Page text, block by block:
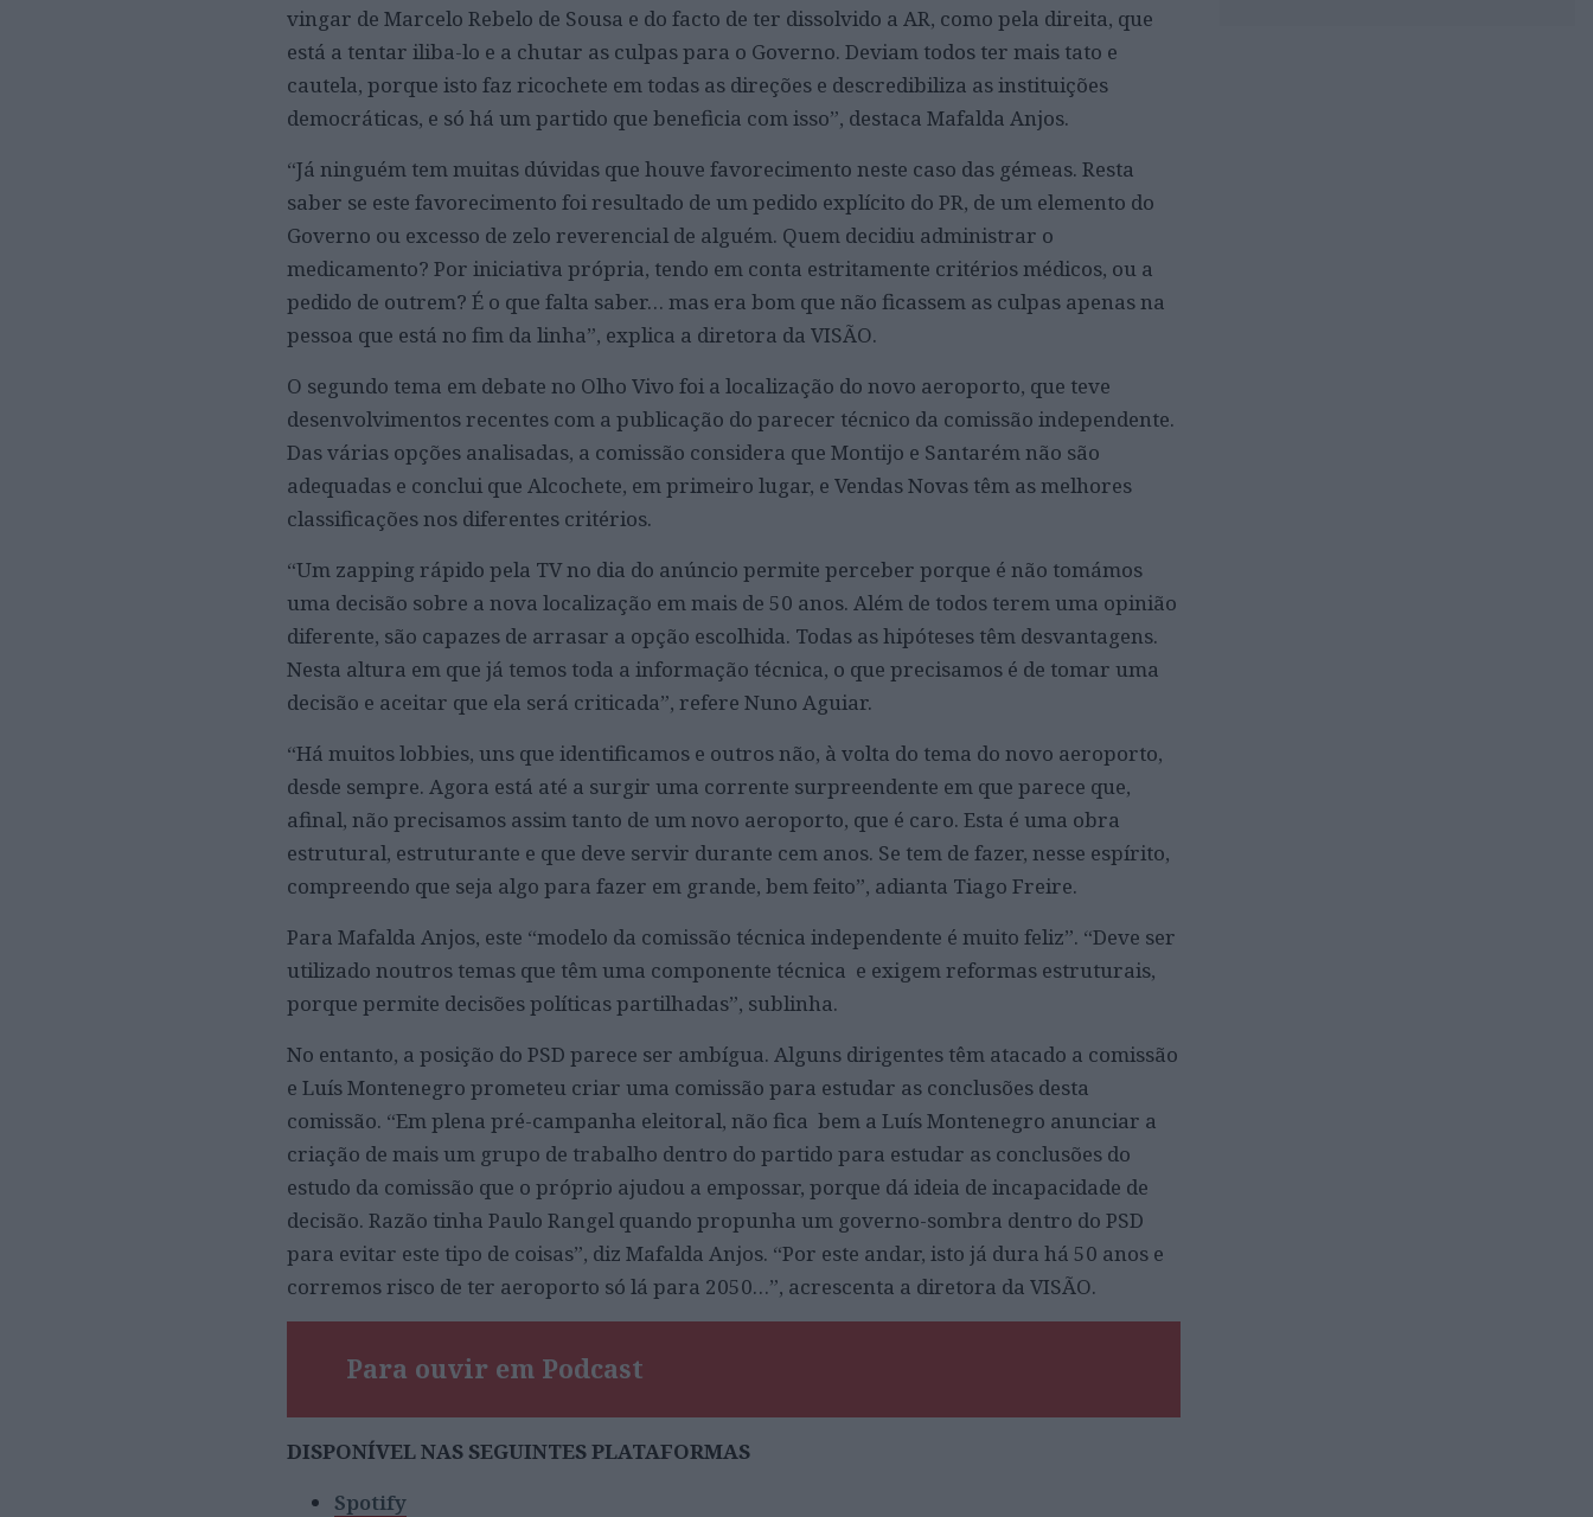
vingar de Marcelo Rebelo de Sousa e do facto de ter dissolvido a AR, como pela direita, que
está a tentar iliba-lo e a chutar as culpas para o Governo. Deviam todos ter mais tato e
cautela, porque isto faz ricochete em todas as direções e descredibiliza as instituições
democráticas, e só há um partido que beneficia com isso”, destaca Mafalda Anjos.
“Já ninguém tem muitas dúvidas que houve favorecimento neste caso das gémeas. Resta
saber se este favorecimento foi resultado de um pedido explícito do PR, de um elemento do
Governo ou excesso de zelo reverencial de alguém. Quem decidiu administrar o
medicamento? Por iniciativa própria, tendo em conta estritamente critérios médicos, ou a
pedido de outrem? É o que falta saber… mas era bom que não ficassem as culpas apenas na
pessoa que está no fim da linha”, explica a diretora da VISÃO.
O segundo tema em debate no Olho Vivo foi a localização do novo aeroporto, que teve
desenvolvimentos recentes com a publicação do parecer técnico da comissão independente.
Das várias opções analisadas, a comissão considera que Montijo e Santarém não são
adequadas e conclui que Alcochete, em primeiro lugar, e Vendas Novas têm as melhores
classificações nos diferentes critérios.
“Um zapping rápido pela TV no dia do anúncio permite perceber porque é não tomámos
uma decisão sobre a nova localização em mais de 50 anos. Além de todos terem uma opinião
diferente, são capazes de arrasar a opção escolhida. Todas as hipóteses têm desvantagens.
Nesta altura em que já temos toda a informação técnica, o que precisamos é de tomar uma
decisão e aceitar que ela será criticada”, refere Nuno Aguiar.
“Há muitos lobbies, uns que identificamos e outros não, à volta do tema do novo aeroporto,
desde sempre. Agora está até a surgir uma corrente surpreendente em que parece que,
afinal, não precisamos assim tanto de um novo aeroporto, que é caro. Esta é uma obra
estrutural, estruturante e que deve servir durante cem anos. Se tem de fazer, nesse espírito,
compreendo que seja algo para fazer em grande, bem feito”, adianta Tiago Freire.
Para Mafalda Anjos, este “modelo da comissão técnica independente é muito feliz”. “Deve ser
utilizado noutros temas que têm uma componente técnica e exigem reformas estruturais,
porque permite decisões políticas partilhadas”, sublinha.
No entanto, a posição do PSD parece ser ambígua. Alguns dirigentes têm atacado a comissão
e Luís Montenegro prometeu criar uma comissão para estudar as conclusões desta
comissão. “Em plena pré-campanha eleitoral, não fica bem a Luís Montenegro anunciar a
criação de mais um grupo de trabalho dentro do partido para estudar as conclusões do
estudo da comissão que o próprio ajudou a empossar, porque dá ideia de incapacidade de
decisão. Razão tinha Paulo Rangel quando propunha um governo-sombra dentro do PSD
para evitar este tipo de coisas”, diz Mafalda Anjos. “Por este andar, isto já dura há 50 anos e
corremos risco de ter aeroporto só lá para 2050…”, acrescenta a diretora da VISÃO.
Para ouvir em Podcast
DISPONÍVEL NAS SEGUINTES PLATAFORMAS
Spotify